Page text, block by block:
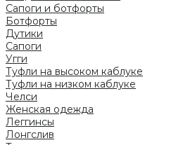
Сапоги и ботфорты
Ботфорты
Дутики
Сапоги
Угги
Туфли на высоком каблуке
Туфли на низком каблуке
Челси
Женская одежда
Леггинсы
Лонгслив